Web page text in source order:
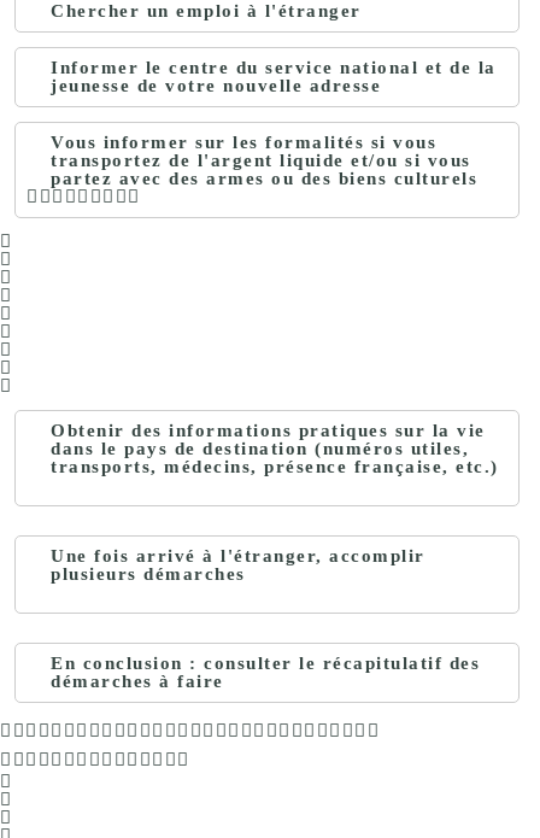
Chercher un emploi à l'étranger
Informer le centre du service national et de la
jeunesse de votre nouvelle adresse
Vous informer sur les formalités si vous
transportez de l'argent liquide et/ou si vous
partez avec des armes ou des biens culturels
Obtenir des informations pratiques sur la vie
dans le pays de destination (numéros utiles,
transports, médecins, présence française, etc.)
Une fois arrivé à l'étranger, accomplir
plusieurs démarches
En conclusion : consulter le récapitulatif des
démarches à faire